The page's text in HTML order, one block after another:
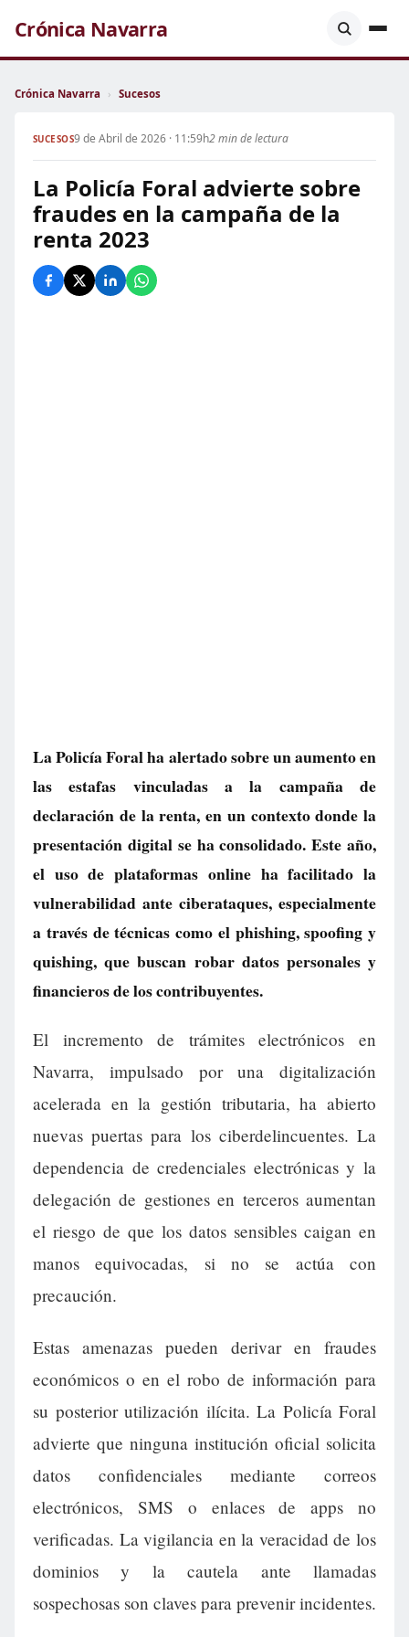
Crónica Navarra
Crónica Navarra › Sucesos
SUCESOS9 de Abril de 2026 · 11:59h2 min de lectura
La Policía Foral advierte sobre
fraudes en la campaña de la
renta 2023
La Policía Foral ha alertado sobre un aumento en
las estafas vinculadas a la campaña de
declaración de la renta, en un contexto donde la
presentación digital se ha consolidado. Este año,
el uso de plataformas online ha facilitado la
vulnerabilidad ante ciberataques, especialmente
a través de técnicas como el phishing, spoofing y
quishing, que buscan robar datos personales y
financieros de los contribuyentes.
El incremento de trámites electrónicos en
Navarra, impulsado por una digitalización
acelerada en la gestión tributaria, ha abierto
nuevas puertas para los ciberdelincuentes. La
dependencia de credenciales electrónicas y la
delegación de gestiones en terceros aumentan
el riesgo de que los datos sensibles caigan en
manos equivocadas, si no se actúa con
precaución.
Estas amenazas pueden derivar en fraudes
económicos o en el robo de información para
su posterior utilización ilícita. La Policía Foral
advierte que ninguna institución oficial solicita
datos confidenciales mediante correos
electrónicos, SMS o enlaces de apps no
verificadas. La vigilancia en la veracidad de los
dominios y la cautela ante llamadas
sospechosas son claves para prevenir incidentes.